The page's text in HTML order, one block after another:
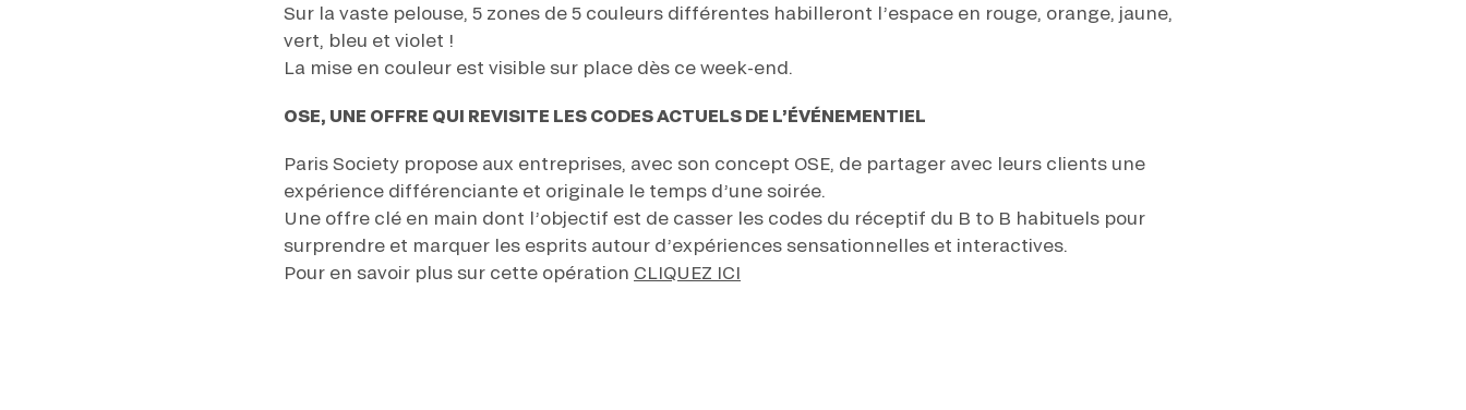
Sur la vaste pelouse, 5 zones de 5 couleurs différentes habilleront l’espace en rouge, orange, jaune,
vert, bleu et violet !
La mise en couleur est visible sur place dès ce week-end.
OSE, UNE OFFRE QUI REVISITE LES CODES ACTUELS DE L’ÉVÉNEMENTIEL
Paris Society propose aux entreprises, avec son concept OSE, de partager avec leurs clients une
expérience différenciante et originale le temps d’une soirée.
Une offre clé en main dont l’objectif est de casser les codes du réceptif du B to B habituels pour
surprendre et marquer les esprits autour d’expériences sensationnelles et interactives.
Pour en savoir plus sur cette opération CLIQUEZ ICI